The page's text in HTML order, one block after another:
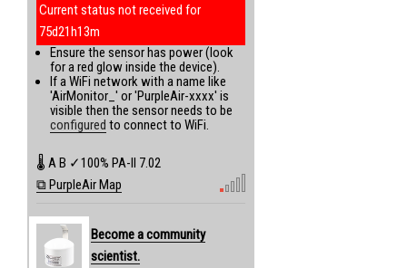
Current status not received for
75d21h13m
Ensure the sensor has power (look
for a red glow inside the device).
If a WiFi network with a name like
'AirMonitor_' or 'PurpleAir-xxxx' is
visible then the sensor needs to be
configured to connect to WiFi.
🌡 AB ✓100% PA-II 7.02
⧉ PurpleAir Map
Become a community
scientist.